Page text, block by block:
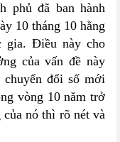
phủ đã ban hành
10 tháng 10 hằng
gia. Điều này cho
của vấn đề này
đổi số mới
vòng 10 năm trở
của nó thì rõ nét và